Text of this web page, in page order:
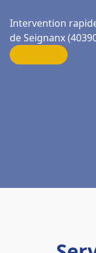
Intervention
de Seignanx